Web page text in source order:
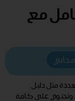
مع
مثل دليل
وتحتوي على كافة